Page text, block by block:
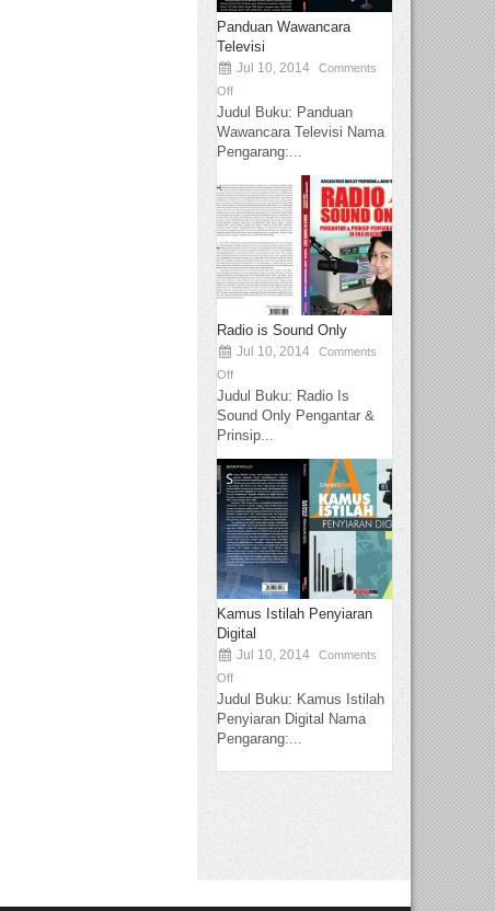
Panduan Wawancara
Televisi
Jul 10, 2014
Comments
Off
Judul Buku: Panduan
Wawancara Televisi Nama
Pengarang:...
Radio is Sound Only
Jul 10, 2014
Comments
Off
Judul Buku: Radio Is
Sound Only Pengantar &
Prinsip...
Kamus Istilah Penyiaran
Digital
Jul 10, 2014
Comments
Off
Judul Buku: Kamus Istilah
Penyiaran Digital Nama
Pengarang:...